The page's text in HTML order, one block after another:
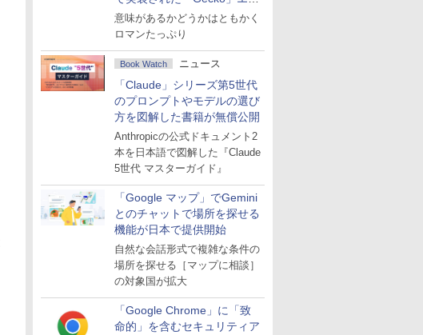
ジン
意味があるかどうかはともかく
ロマンたっぷり
Book Watch ニュース
「Claude」シリーズ第5世代
のプロンプトやモデルの選び
方を図解した書籍が無償公開
Anthropicの公式ドキュメント2
本を日本語で図解した『Claude
5世代 マスターガイド』
「Google マップ」でGemini
とのチャットで場所を探せる
機能が日本で提供開始
自然な会話形式で複雑な条件の
場所を探せる［マップに相談］
の対象国が拡大
「Google Chrome」に「致
命的」を含むセキュリティア